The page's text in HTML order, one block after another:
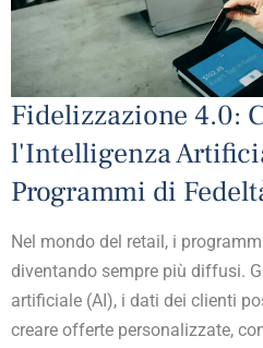
Fidelizzazione 4.0:
l'Intelligenza
Programmi di
Nel mondo del retail, i
diventando sempre più diffusi.
artificiale (AI), i dati dei clienti
creare offerte personalizzate,